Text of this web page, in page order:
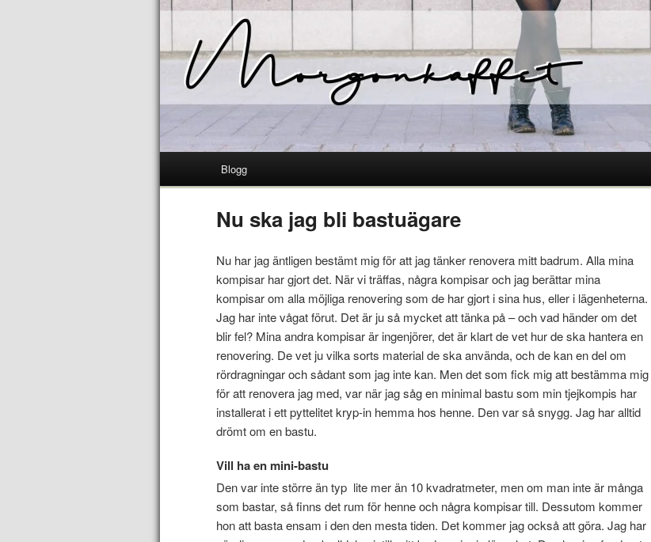
Blogg
Nu ska jag bli bastuägare
Nu har jag äntligen bestämt mig för att jag tänker renovera mitt badrum. Alla mina
kompisar har gjort det. När vi träffas, några kompisar och jag berättar mina
kompisar om alla möjliga renovering som de har gjort i sina hus, eller i lägenheterna.
Jag har inte vågat förut. Det är ju så mycket att tänka på – och vad händer om det
blir fel? Mina andra kompisar är ingenjörer, det är klart de vet hur de ska hantera en
renovering. De vet ju vilka sorts material de ska använda, och de kan en del om
rördragningar och sådant som jag inte kan. Men det som fick mig att bestämma mig
för att renovera jag med, var när jag såg en minimal bastu som min tjejkompis har
installerat i ett pyttelitet kryp-in hemma hos henne. Den var så snygg. Jag har alltid
drömt om en bastu.
Vill ha en mini-bastu
Den var inte större än typ lite mer än 10 kvadratmeter, men om man inte är många
som bastar, så finns det rum för henne och några kompisar till. Dessutom kommer
hon att basta ensam i den den mesta tiden. Det kommer jag också att göra. Jag har